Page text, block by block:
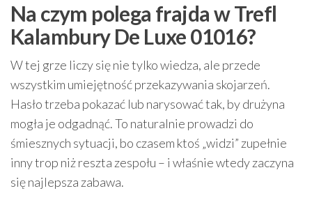
Na czym polega frajda w Trefl
Kalambury De Luxe 01016?
W tej grze liczy się nie tylko wiedza, ale przede
wszystkim umiejętność przekazywania skojarzeń.
Hasło trzeba pokazać lub narysować tak, by drużyna
mogła je odgadnąć. To naturalnie prowadzi do
śmiesznych sytuacji, bo czasem ktoś „widzi” zupełnie
inny trop niż reszta zespołu – i właśnie wtedy zaczyna
się najlepsza zabawa.